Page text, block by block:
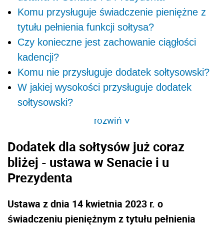
Komu przysługuje świadczenie pieniężne z
tytułu pełnienia funkcji sołtysa?
Czy konieczne jest zachowanie ciągłości
kadencji?
Komu nie przysługuje dodatek sołtysowski?
W jakiej wysokości przysługuje dodatek
sołtysowski?
rozwiń>
Dodatek dla sołtysów już coraz
bliżej - ustawa w Senacie i u
Prezydenta
Ustawa z dnia 14 kwietnia 2023 r. o
świadczeniu pieniężnym z tytułu pełnienia